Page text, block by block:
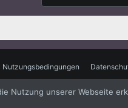
Nutzungsbedingungen
Nutzung unserer Webseite